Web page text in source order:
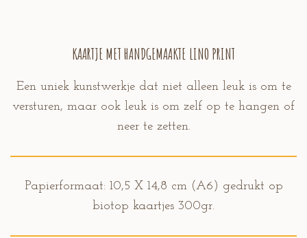
KAARTJE MET HANDGEMAAKTE LINO PRINT
Een uniek kunstwerkje dat niet alleen leuk is om te
versturen, maar ook leuk is om zelf op te hangen of
neer te zetten.
Papierformaat: 10,5 X 14,8 cm (A6) gedrukt op
biotop kaartjes 300gr.